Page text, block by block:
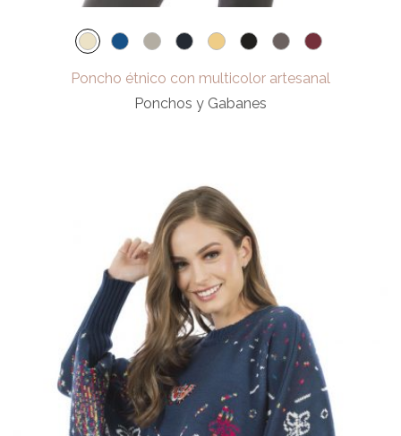
Poncho étnico con multicolor artesanal
Ponchos y Gabanes